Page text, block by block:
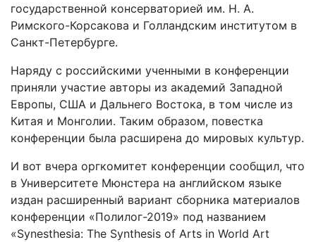
государственной консерваторией им. Н. А.
Римского-Корсакова и Голландским институтом в
Санкт-Петербурге.
Наряду с российскими ученными в конференции
приняли участие авторы из академий Западной
Европы, США и Дальнего Востока, в том числе из
Китая и Монголии. Таким образом, повестка
конференции была расширена до мировых культур.
И вот вчера оргкомитет конференции сообщил, что
в Университете Мюнстера на английском языке
издан расширенный вариант сборника материалов
конференции «Полилог-2019» под названием
«Synesthesia: The Synthesis of Arts in World Art